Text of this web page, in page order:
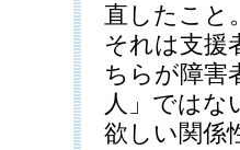
直したこと。
それは支援
ちらが障害
人」ではな
欲しい関係